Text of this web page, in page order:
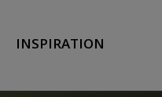
INSPIRATION